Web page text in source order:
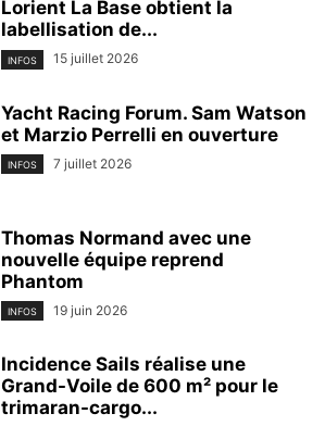
Lorient La Base obtient la
labellisation de...
INFOS 15 juillet 2026
Yacht Racing Forum. Sam Watson
et Marzio Perrelli en ouverture
INFOS 7 juillet 2026
Thomas Normand avec une
nouvelle équipe reprend
Phantom
INFOS 19 juin 2026
Incidence Sails réalise une
Grand-Voile de 600 m² pour le
trimaran-cargo...